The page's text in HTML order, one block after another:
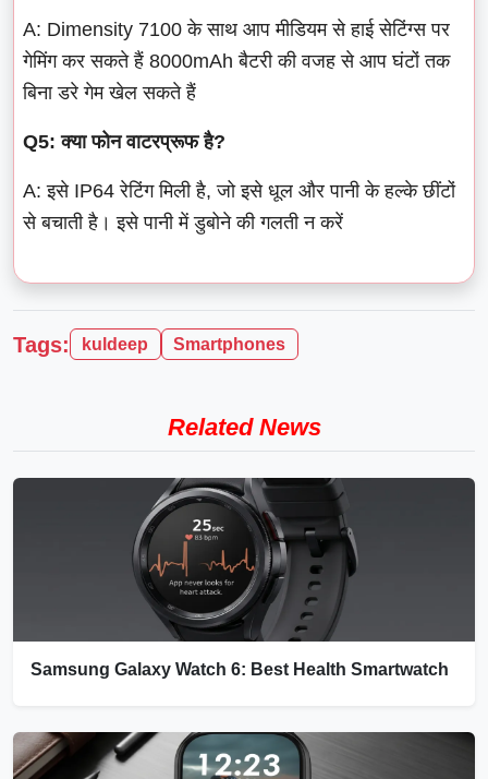
A: Dimensity 7100 के साथ आप मीडियम से हाई सेटिंग्स पर
गेमिंग कर सकते हैं 8000mAh बैटरी की वजह से आप घंटों तक
बिना डरे गेम खेल सकते हैं
Q5: क्या फोन वाटरप्रूफ है?
A: इसे IP64 रेटिंग मिली है, जो इसे धूल और पानी के हल्के छींटों
से बचाती है। इसे पानी में डुबोने की गलती न करें
Tags: kuldeep Smartphones
Related News
Samsung Galaxy Watch 6: Best Health Smartwatch